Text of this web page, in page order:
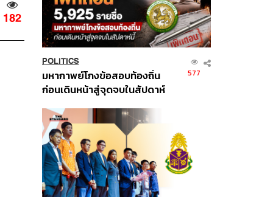
182
POLITICS
มหากาพย์โกงข้อสอบท้องถิ่น
ก่อนเดินหน้าสู่จุดจบในสัปดาห์
577